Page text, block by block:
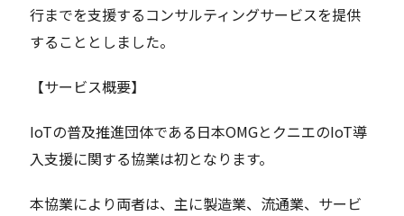
行までを支援するコンサルティングサービスを提供
することとしました。
【サービス概要】
IoTの普及推進団体である日本OMGとクニエのIoT導
入支援に関する協業は初となります。
本協業により両者は、主に製造業、流通業、サービ